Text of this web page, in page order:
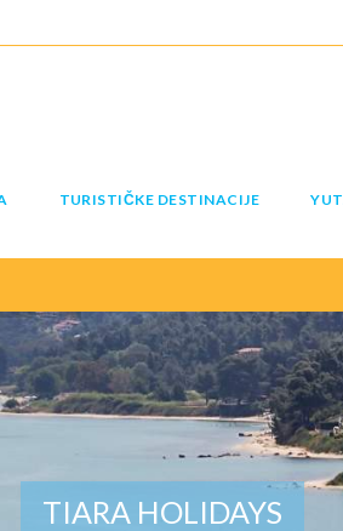
TURISTIČKE DESTINACIJE
TIARA HOLIDAYS